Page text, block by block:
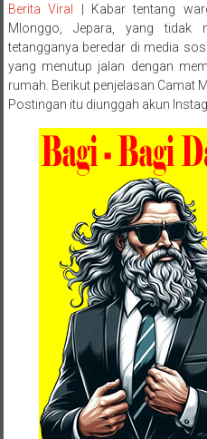
Berita Viral
| Kabar tentang
Mlonggo, Jepara, yang tidak
tetangganya beredar di media
yang menutup jalan dengan
rumah. Berikut penjelasan Camat
Postingan itu diunggah akun